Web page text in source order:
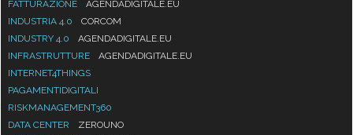
FATTURAZIONE
AGENDADIGITALE.EU
INDUSTRIA 4.0
CORCOM
INDUSTRY 4.0
AGENDADIGITALE.EU
INFRASTRUTTURE
AGENDADIGITALE.EU
INTERNET4THINGS
PAGAMENTIDIGITALI
RISKMANAGEMENT360
DATA CENTER
ZEROUNO